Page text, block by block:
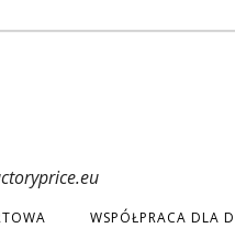
WSPÓŁPRACA DLA